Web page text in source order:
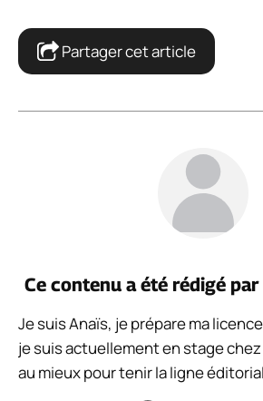
Partager cet article
Ce contenu a été rédigé par
Je suis Anaïs, je prépare ma
je suis actuellement en stage chez
au mieux pour tenir la ligne